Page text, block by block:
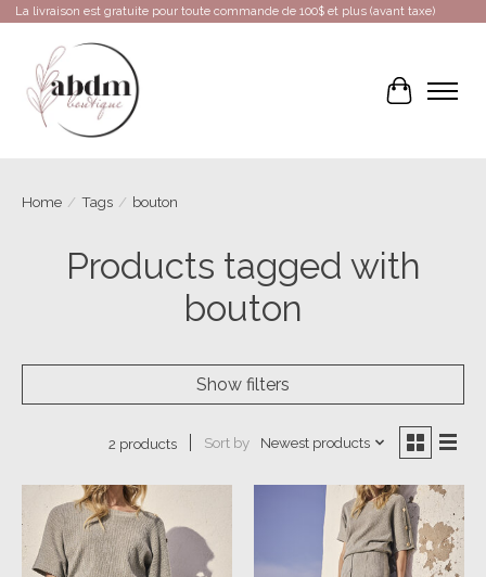
La livraison est gratuite pour toute commande de 100$ et plus (avant taxe)
Cart
Home / Tags / bouton
Products tagged with
bouton
Show filters
2 products Sort by Newest products